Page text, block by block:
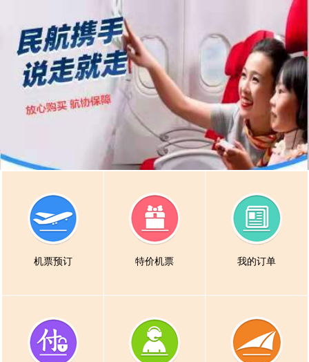
机票预订 特价机票 我的订单